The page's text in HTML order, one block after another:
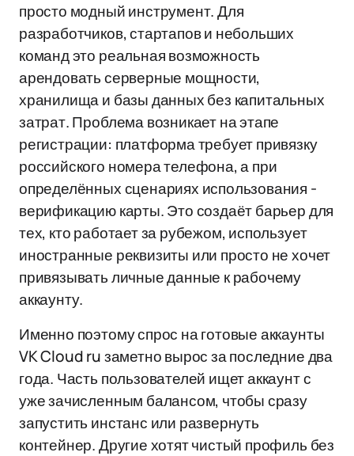
просто модный инструмент. Для
разработчиков, стартапов и небольших
команд это реальная возможность
арендовать серверные мощности,
хранилища и базы данных без капитальных
затрат. Проблема возникает на этапе
регистрации: платформа требует привязку
российского номера телефона, а при
определённых сценариях использования -
верификацию карты. Это создаёт барьер для
тех, кто работает за рубежом, использует
иностранные реквизиты или просто не хочет
привязывать личные данные к рабочему
аккаунту.
Именно поэтому спрос на готовые аккаунты
VK Cloud ru заметно вырос за последние два
года. Часть пользователей ищет аккаунт с
уже зачисленным балансом, чтобы сразу
запустить инстанс или развернуть
контейнер. Другие хотят чистый профиль без